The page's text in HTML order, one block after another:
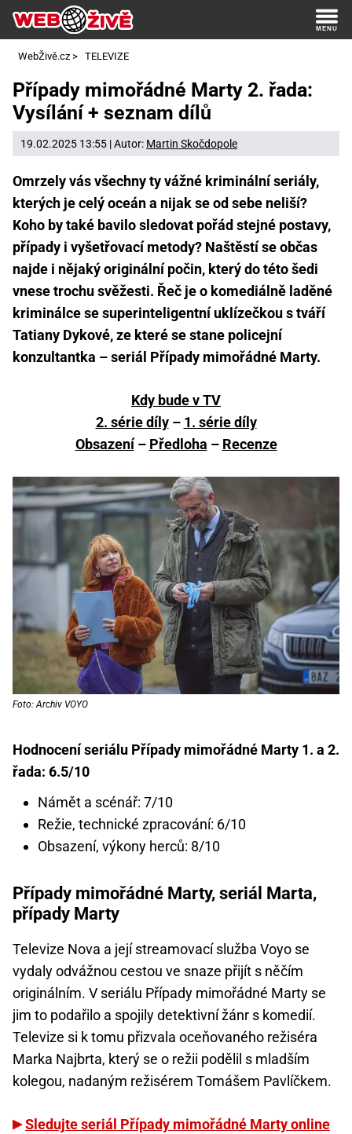
WebŽivě.cz > TELEVIZE
Případy mimořádné Marty 2. řada:
Vysílání + seznam dílů
19.02.2025 13:55 | Autor: Martin Skočdopole
Omrzely vás všechny ty vážné kriminální seriály,
kterých je celý oceán a nijak se od sebe neliší?
Koho by také bavilo sledovat pořád stejné postavy,
případy i vyšetřovací metody? Naštěstí se občas
najde i nějaký originální počin, který do této šedi
vnese trochu svěžesti. Řeč je o komediálně laděné
kriminálce se superinteligentní uklízečkou s tváří
Tatiany Dykové, ze které se stane policejní
konzultantka – seriál Případy mimořádné Marty.
Kdy bude v TV
2. série díly– 1. série díly
Obsazení– Předloha – Recenze
Foto: Archiv VOYO
Hodnocení seriálu Případy mimořádné Marty 1. a 2.
řada: 6.5/10
Námět a scénář: 7/10
Režie, technické zpracování: 6/10
Obsazení, výkony herců: 8/10
Případy mimořádné Marty, seriál Marta,
případy Marty
Televize Nova a její streamovací služba Voyo se
vydaly odvážnou cestou ve snaze přijít s něčím
originálním. V seriálu Případy mimořádné Marty se
jim to podařilo a spojily detektivní žánr s komedií.
Televize si k tomu přizvala oceňovaného režiséra
Marka Najbrta, který se o režii podělil s mladším
kolegou, nadaným režisérem Tomášem Pavlíčkem.
Sledujte seriál Případy mimořádné Marty online